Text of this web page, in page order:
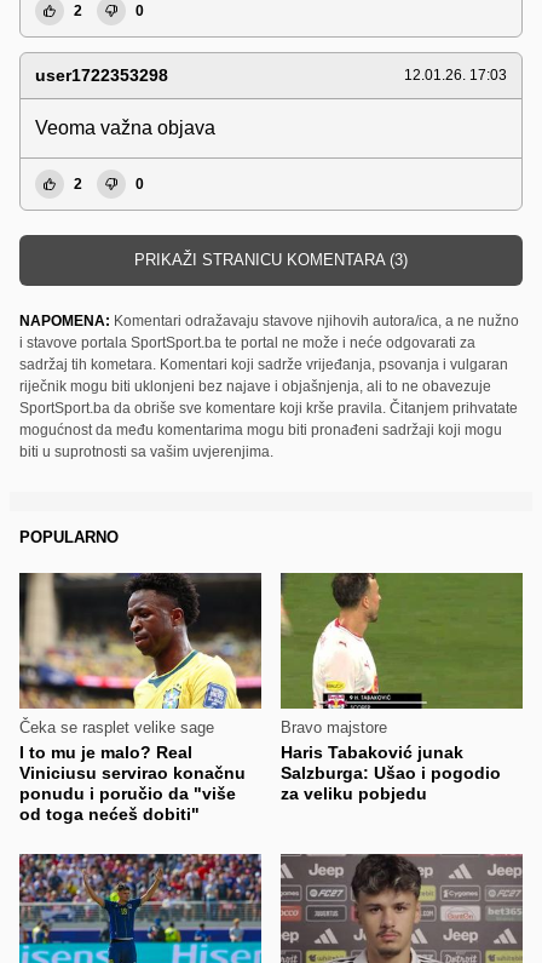
2 0
user1722353298 12.01.26. 17:03
Veoma važna objava
2 0
PRIKAŽI STRANICU KOMENTARA (3)
NAPOMENA: Komentari odražavaju stavove njihovih autora/ica, a ne nužno
i stavove portala SportSport.ba te portal ne može i neće odgovarati za
sadržaj tih kometara. Komentari koji sadrže vrijeđanja, psovanja i vulgaran
riječnik mogu biti uklonjeni bez najave i objašnjenja, ali to ne obavezuje
SportSport.ba da obriše sve komentare koji krše pravila. Čitanjem prihvatate
mogućnost da među komentarima mogu biti pronađeni sadržaji koji mogu
biti u suprotnosti sa vašim uvjerenjima.
POPULARNO
Čeka se rasplet velike sage
I to mu je malo? Real
Viniciusu servirao konačnu
ponudu i poručio da "više
od toga nećeš dobiti"
Bravo majstore
Haris Tabaković junak
Salzburga: Ušao i pogodio
za veliku pobjedu